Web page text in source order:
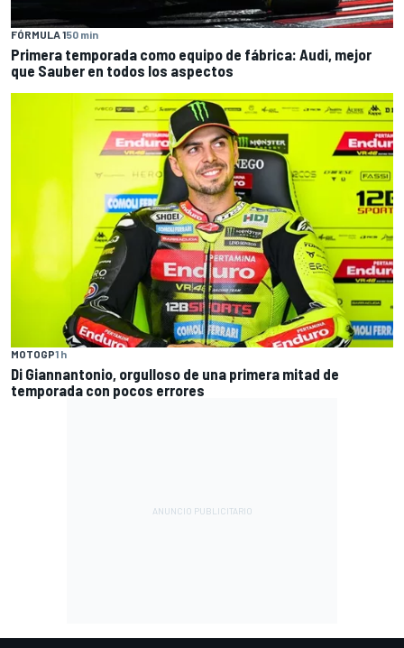
FÓRMULA 150 min
Primera temporada como equipo de fábrica: Audi, mejor
que Sauber en todos los aspectos
MOTOGP1 h
Di Giannantonio, orgulloso de una primera mitad de
temporada con pocos errores